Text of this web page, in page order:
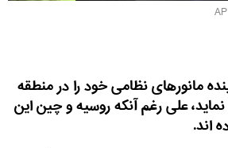
مانورهای نظامی خود را در منطقه
علی رغم آنکه روسیه و چین این
اند.